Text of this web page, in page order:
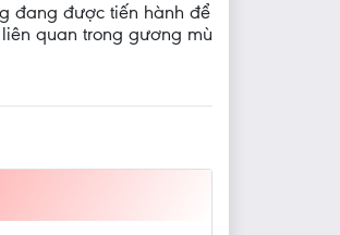
đang được tiến hành để
quan trong gương mù